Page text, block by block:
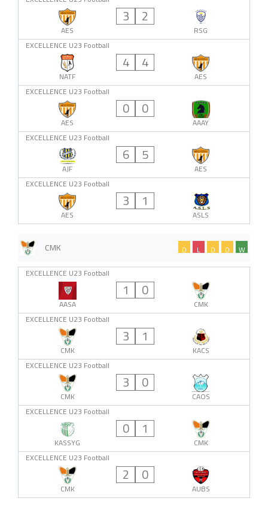
AES
3 2
RSG
EXCELLENCE U23 Football
NATF
4 4
AES
EXCELLENCE U23 Football
AES
0 0
AAAY
EXCELLENCE U23 Football
AJF
6 5
AES
EXCELLENCE U23 Football
AES
3 1
ASLS
CMK W
D
D
L
D
EXCELLENCE U23 Football
AASA
1 0
CMK
EXCELLENCE U23 Football
CMK
3 1
KACS
EXCELLENCE U23 Football
CMK
3 0
CAOS
EXCELLENCE U23 Football
KASSYG
0 1
CMK
EXCELLENCE U23 Football
CMK
2 0
AUBS